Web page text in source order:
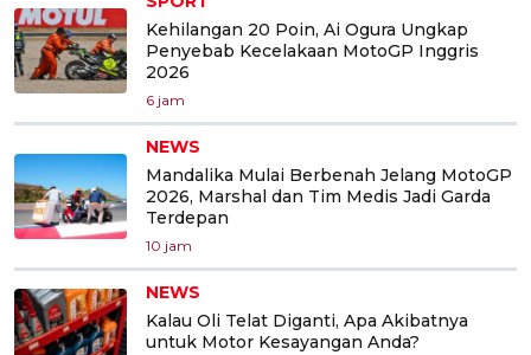
Kehilangan 20 Poin, Ai Ogura Ungkap
Penyebab Kecelakaan MotoGP Inggris
2026
6 jam
NEWS
Mandalika Mulai Berbenah Jelang MotoGP
2026, Marshal dan Tim Medis Jadi Garda
Terdepan
10 jam
NEWS
Kalau Oli Telat Diganti, Apa Akibatnya
untuk Motor Kesayangan Anda?